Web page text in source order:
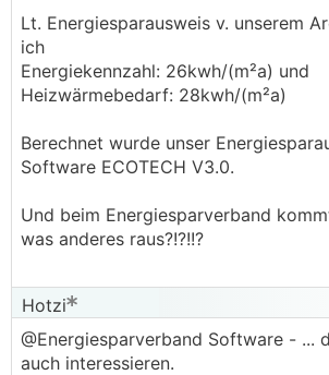
Lt. Energiesparausweis v. unserem
ich
Energiekennzahl: 26kwh/(m²a) und
Heizwärmebedarf: 28kwh/(m²a)
Berechnet wurde unser
Software ECOTECH V3.0.
Und beim Energiesparverband
was anderes raus?!?!!?
Hotzi
@Energiesparverband Software - ...
auch interessieren.